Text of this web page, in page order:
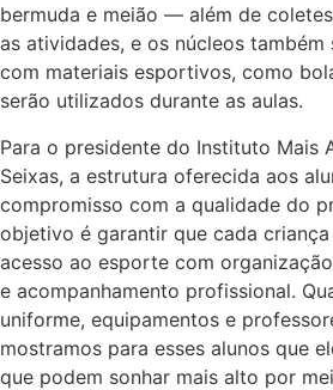
bermuda e meião — além de
as atividades, e os núcleos
com materiais esportivos, como
serão utilizados durante as aulas.
Para o presidente do Instituto Mais
Seixas, a estrutura oferecida aos
compromisso com a qualidade do
objetivo é garantir que cada
acesso ao esporte com
e acompanhamento profissional.
uniforme, equipamentos e
mostramos para esses alunos que
que podem sonhar mais alto por